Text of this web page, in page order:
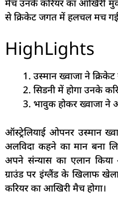
मैच उनके करियर का आखिरी
से क्रिकेट जगत में हलचल मच
HighLights
उस्मान ख्वाजा ने
सिडनी में होगा उनके
भावुक होकर ख्वाजा ने
ऑस्ट्रेलियाई ओपनर उस्मान
अलविदा कहने का मान बना
अपने संन्यास का एलान किया
ग्राउंड पर इंग्लैंड के खिलाफ
करियर का आखिरी मैच होगा।